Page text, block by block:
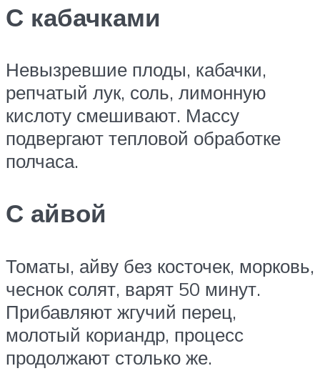
С кабачками
Невызревшие плоды, кабачки,
репчатый лук, соль, лимонную
кислоту смешивают. Массу
подвергают тепловой обработке
полчаса.
С айвой
Томаты, айву без косточек, морковь,
чеснок солят, варят 50 минут.
Прибавляют жгучий перец,
молотый кориандр, процесс
продолжают столько же.